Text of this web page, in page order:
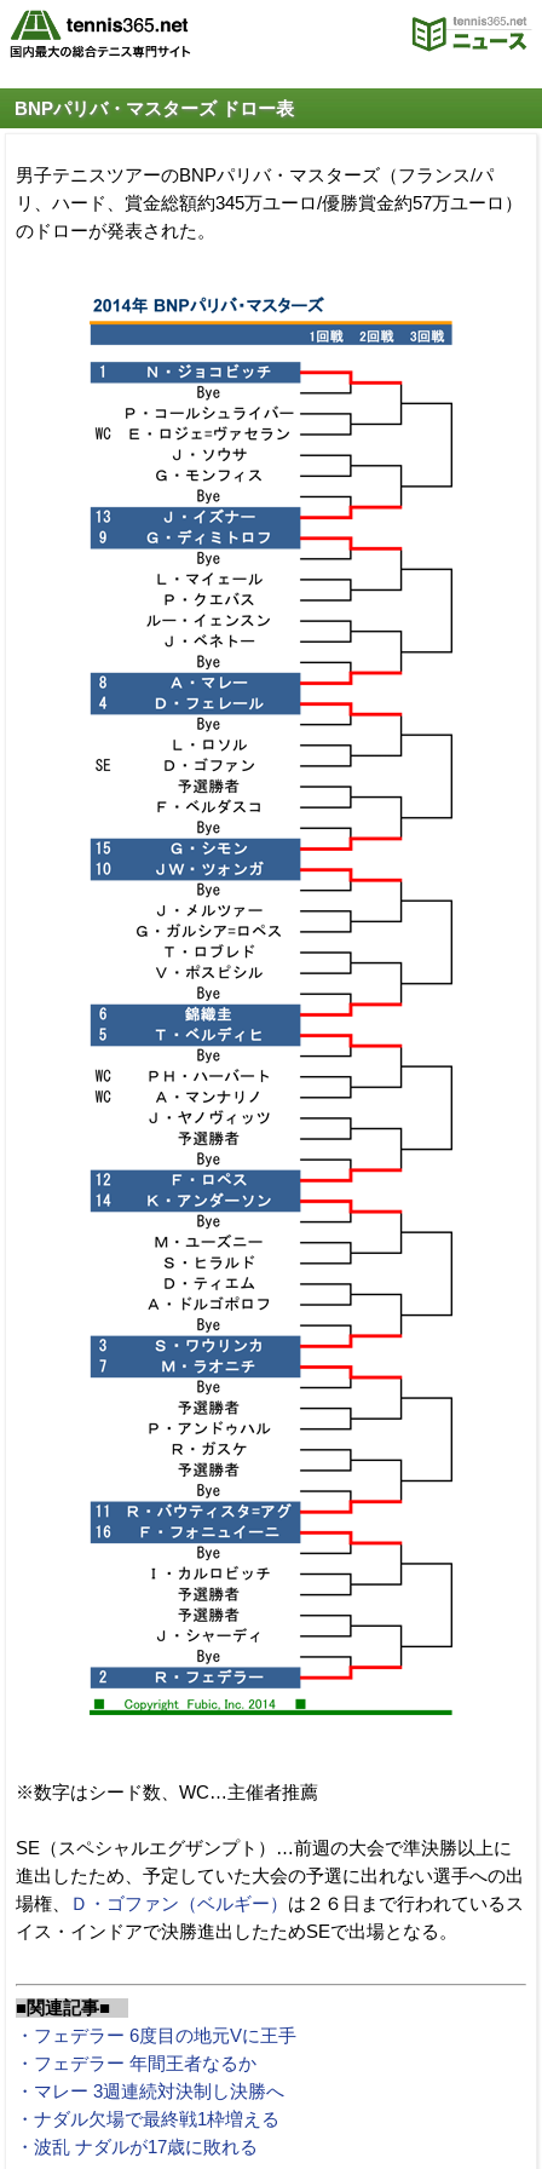
BNPパリバ・マスターズ ドロー表
男子テニスツアーのBNPパリバ・マスターズ（フランス/パ
リ、ハード、賞金総額約345万ユーロ/優勝賞金約57万ユーロ）
のドローが発表された。
※数字はシード数、WC…主催者推薦
SE（スペシャルエグザンプト）…前週の大会で準決勝以上に
進出したため、予定していた大会の予選に出れない選手への出
場権、
Ｄ・ゴファン（ベルギー） は２６日まで行われているス
イス・インドアで決勝進出したためSEで出場となる。
■関連記事■
・フェデラー 6度目の地元Vに王手
・フェデラー 年間王者なるか
・マレー 3週連続対決制し決勝へ
・ナダル欠場で最終戦1枠増える
・波乱 ナダルが17歳に敗れる